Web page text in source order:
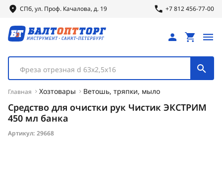
СПб, ул. Проф. Качалова, д. 19 +7 812 456-77-00
Фреза отрезная d 63х2,5х16
Главная Хозтовары Ветошь, тряпки, мыло
Средство для очистки рук Чистик ЭКСТРИМ
450 мл банка
Артикул: 29668